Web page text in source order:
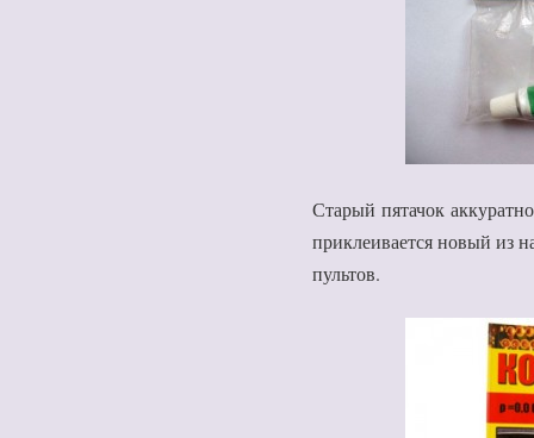
Старый пятачок
приклеивается новый из
пультов.